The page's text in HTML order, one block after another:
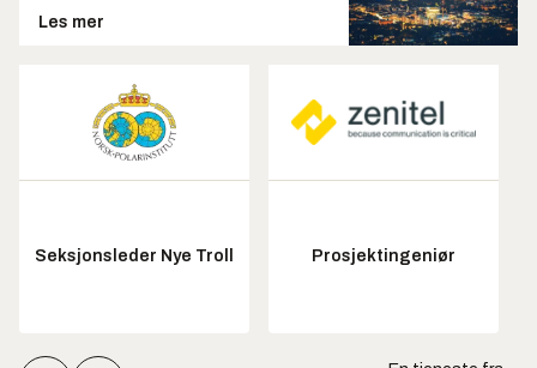
Les mer
Seksjonsleder Nye Troll Prosjektingeniør